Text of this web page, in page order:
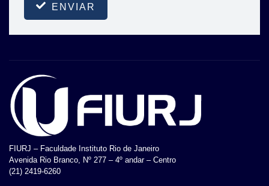
ENVIAR
FIURJ – Faculdade Instituto Rio de Janeiro
Avenida Rio Branco, Nº 277 – 4º andar – Centro
(21) 2419-6260